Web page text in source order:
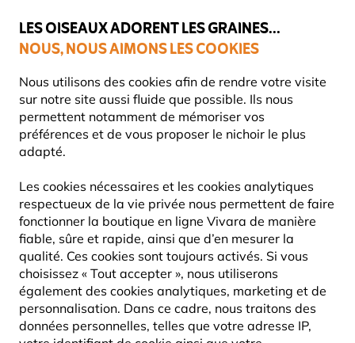
LES OISEAUX ADORENT LES GRAINES...
NOUS, NOUS AIMONS LES COOKIES
Nous utilisons des cookies afin de rendre votre visite
sur notre site aussi fluide que possible. Ils nous
permettent notamment de mémoriser vos
préférences et de vous proposer le nichoir le plus
adapté.
Les cookies nécessaires et les cookies analytiques
respectueux de la vie privée nous permettent de faire
fonctionner la boutique en ligne Vivara de manière
fiable, sûre et rapide, ainsi que d’en mesurer la
qualité. Ces cookies sont toujours activés. Si vous
choisissez « Tout accepter », nous utiliserons
également des cookies analytiques, marketing et de
personnalisation. Dans ce cadre, nous traitons des
données personnelles, telles que votre adresse IP,
catégories.
Très bien noté dans 11 pays
Livraison express gratuite dès 59 €
Faune Hérissons Maisons pour hérissons
5% DE RÉDUCTION